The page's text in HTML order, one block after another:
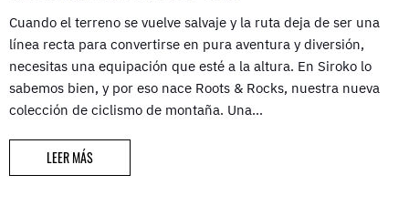
Cuando el terreno se vuelve salvaje y la ruta deja de ser una
línea recta para convertirse en pura aventura y diversión,
necesitas una equipación que esté a la altura. En Siroko lo
sabemos bien, y por eso nace Roots & Rocks, nuestra nueva
colección de ciclismo de montaña. Una…
LEER MÁS